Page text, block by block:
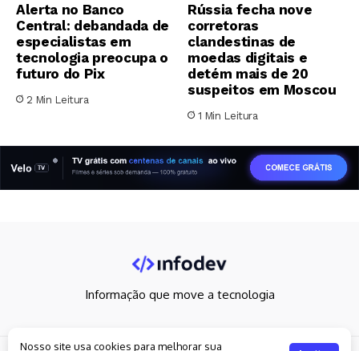
Alerta no Banco
Central: debandada de
especialistas em
tecnologia preocupa o
futuro do Pix
2 Min Leitura
Rússia fecha nove
corretoras
clandestinas de
moedas digitais e
detém mais de 20
suspeitos em Moscou
1 Min Leitura
Informação que move a tecnologia
Nosso site usa cookies para melhorar sua